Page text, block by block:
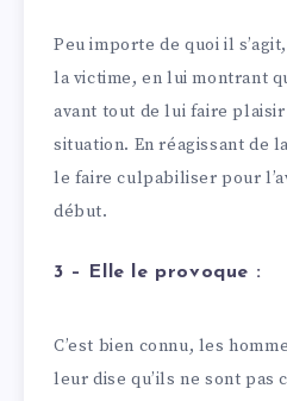
Peu importe de quoi il
la victime, en lui montrant
avant tout de lui faire plaisir
situation. En réagissant de
le faire culpabiliser pour
début.
3 – Elle le provoque :
C’est bien connu, les
leur dise qu’ils ne sont pas